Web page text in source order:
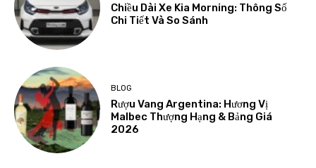
Chiều Dài Xe Kia Morning: Thông Số
Chi Tiết Và So Sánh
BLOG
Rượu Vang Argentina: Hương Vị
Malbec Thượng Hạng & Bảng Giá
2026